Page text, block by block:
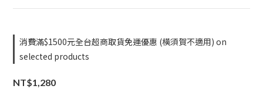
消費滿$1500元全台超商取貨免運優惠 (橫須賀不適用) on
selected products
NT$1,280